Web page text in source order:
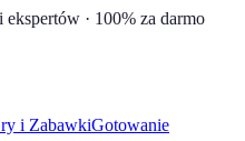
· 100% za darmo
i ZabawkiGotowanie